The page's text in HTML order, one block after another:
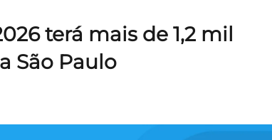
terá mais de 1,2 mil
São Paulo